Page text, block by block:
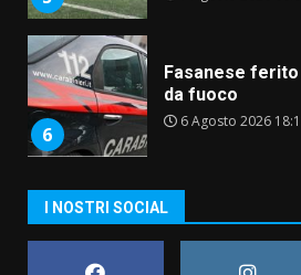
6
Fasanese
da fuoco
6 Agosto 2026
di aperture
Comune di
6 Agosto 2026 14:16
I NOSTRI SOCIAL